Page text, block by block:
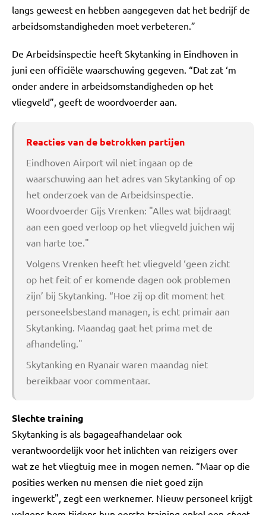
langs geweest en hebben aangegeven dat het bedrijf de
arbeidsomstandigheden moet verbeteren.”
De Arbeidsinspectie heeft Skytanking in Eindhoven in
juni een officiële waarschuwing gegeven. “Dat zat ‘m
onder andere in arbeidsomstandigheden op het
vliegveld”, geeft de woordvoerder aan.
Reacties van de betrokken partijen
Eindhoven Airport wil niet ingaan op de
waarschuwing aan het adres van Skytanking of op
het onderzoek van de Arbeidsinspectie.
Woordvoerder Gijs Vrenken: "Alles wat bijdraagt
aan een goed verloop op het vliegveld juichen wij
van harte toe."
Volgens Vrenken heeft het vliegveld ‘geen zicht
op het feit of er komende dagen ook problemen
zijn’ bij Skytanking. “Hoe zij op dit moment het
personeelsbestand managen, is echt primair aan
Skytanking. Maandag gaat het prima met de
afhandeling."
Skytanking en Ryanair waren maandag niet
bereikbaar voor commentaar.
Slechte training
Skytanking is als bagageafhandelaar ook
verantwoordelijk voor het inlichten van reizigers over
wat ze het vliegtuig mee in mogen nemen. “Maar op die
posities werken nu mensen die niet goed zijn
ingewerkt", zegt een werknemer. Nieuw personeel krijgt